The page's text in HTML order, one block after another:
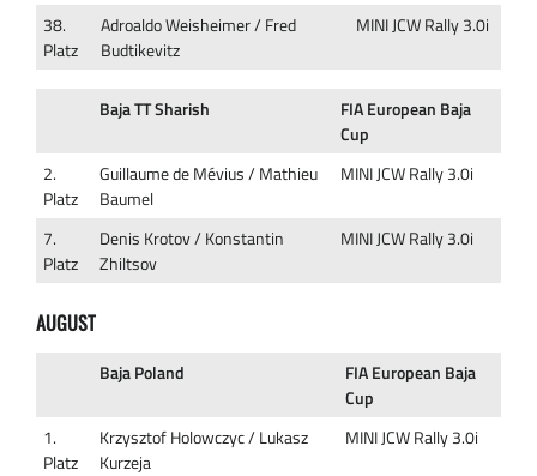
38.
Platz
Adroaldo Weisheimer / Fred
Budtikevitz
MINI JCW Rally 3.0i
Baja TT Sharish
FIA European Baja
Cup
2.
Platz
Guillaume de Mévius / Mathieu
Baumel
MINI JCW Rally 3.0i
7.
Platz
Denis Krotov / Konstantin
Zhiltsov
MINI JCW Rally 3.0i
AUGUST
Baja Poland
FIA European Baja
Cup
1.
Platz
Krzysztof Holowczyc / Lukasz
Kurzeja
MINI JCW Rally 3.0i